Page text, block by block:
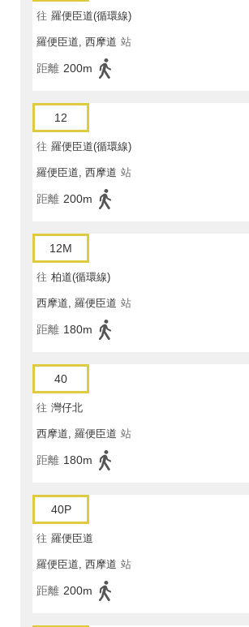
往 羅便臣道(循環線)
羅便臣道, 西摩道 站
距離 200m
12
往 羅便臣道(循環線)
羅便臣道, 西摩道 站
距離 200m
12M
往 柏道(循環線)
西摩道, 羅便臣道 站
距離 180m
40
往 灣仔北
西摩道, 羅便臣道 站
距離 180m
40P
往 羅便臣道
羅便臣道, 西摩道 站
距離 200m